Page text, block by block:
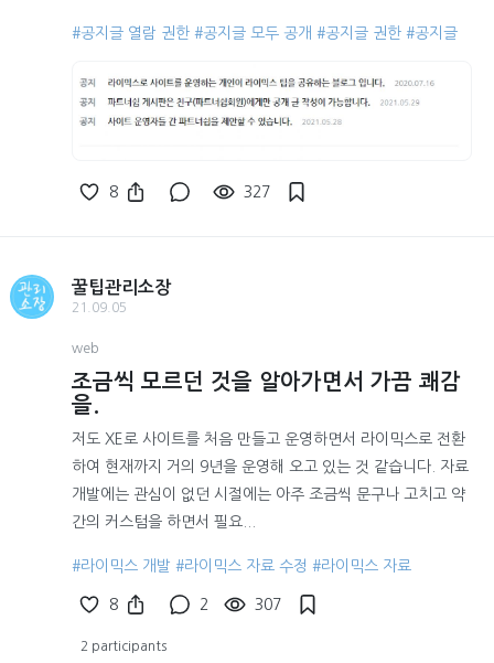
#공지글 열람 권한 #공지글 모두 공개 #공지글 권한 #공지글
8 327
꿀팁관리소장
21.09.05
web
조금씩 모르던 것을 알아가면서 가끔 쾌감
을.
저도 XE로 사이트를 처음 만들고 운영하면서 라이믹스로 전환
하여 현재까지 거의 9년을 운영해 오고 있는 것 같습니다. 자료
개발에는 관심이 없던 시절에는 아주 조금씩 문구나 고치고 약
간의 커스텀을 하면서 필요...
#라이믹스 개발 #라이믹스 자료 수정 #라이믹스 자료
8 2 307
2 participants